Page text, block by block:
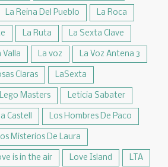
La Reina Del Pueblo La Roca
La Ruta La Sexta Clave
Valla La voz La Voz Antena 3
Claras LaSexta
Lego Masters Leticia Sabater
Castell Los Hombres De Paco
Misterios De Laura
is in the air Love Island LTA